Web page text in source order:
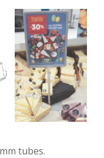
-
tubes.